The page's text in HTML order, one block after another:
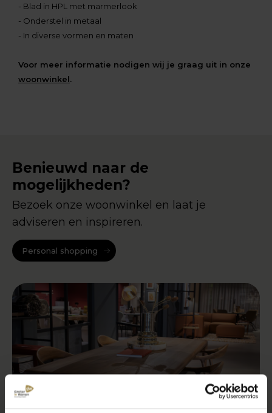
- Blad in HPL met marmerlook
- Onderstel in metaal
- In diverse vormen en maten
Voor meer informatie nodigen wij je graag uit in onze
woonwinkel.
Benieuwd naar de
mogelijkheden?
Bezoek onze woonwinkel en laat je
adviseren en inspireren.
Personal shopping